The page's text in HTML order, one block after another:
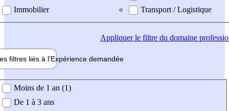
Immobilier
Transport / Logistique
Appliquerle filtre du domaine
filtres liés à l'Expérience demandée
demandée
Moins de 1 an (1)
De 1 à 3 ans